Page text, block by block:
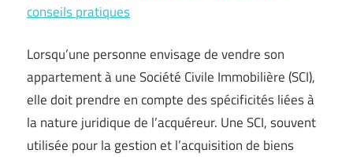
conseils pratiques
Lorsqu’une personne envisage de vendre son
appartement à une Société Civile Immobilière (SCI),
elle doit prendre en compte des spécificités liées à
la nature juridique de l’acquéreur. Une SCI, souvent
utilisée pour la gestion et l’acquisition de biens